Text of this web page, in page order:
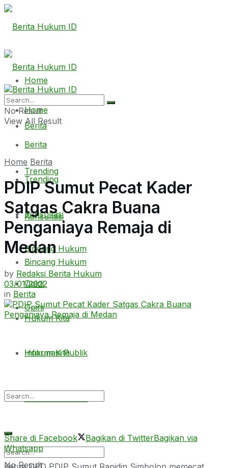
Home
Berita
Trending
Konsultasi
Bincang Hukum
Opini
Hukum Kita
Informasi Publik
Home
Berita
Trending
Konsultasi
Bincang Hukum
Opini
Hukum Kita
Informasi Publik
No Result
No Result
View All Result
Home Berita
PDIP Sumut Pecat Kader
Satgas Cakra Buana
Penganiaya Remaja di
Medan
by Redaksi Berita Hukum
03/01/2022
in Berita
Share di Facebook Bagikan di TwitterBagikan via
Whatsapp